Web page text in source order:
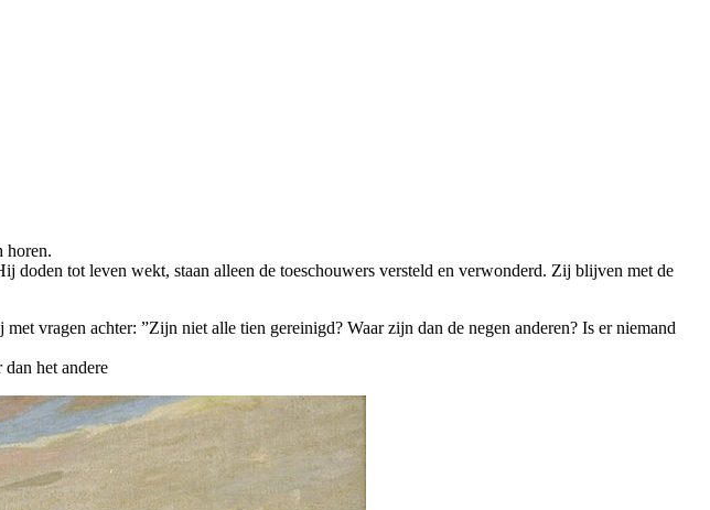
horen.
doden tot leven wekt, staan alleen de toeschouwers versteld en verwonderd. Zij blijven met de
vragen achter: ”Zijn niet alle tien gereinigd? Waar zijn dan de negen anderen? Is er niemand
het andere